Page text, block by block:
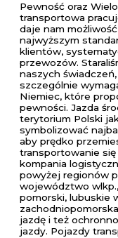
Pewność oraz
transportowa
daje nam
najwyższym
klientów,
przewozów.
naszych
szczególnie
Niemiec, które
pewności. Jazda
terytorium Polski
symbolizować
aby prędko
transportowanie się
kompania
powyżej regionów
województwo
pomorski, lubuskie
jazdę i też
jazdy. Pojazdy